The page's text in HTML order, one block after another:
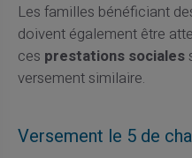
Les familles bénéficiant
doivent également être
ces prestations sociales
versement similaire.
Versement le 5 de